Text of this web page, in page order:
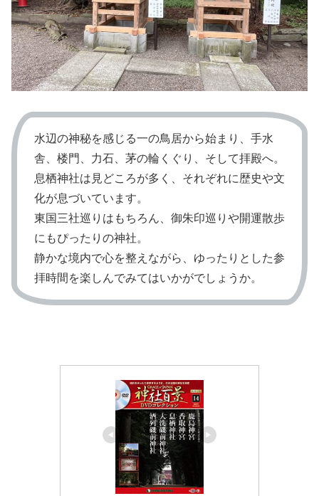
水辺の神秘を感じる一の鳥居から始まり、手水
舎、楼門、力石、茅の輪くぐり、そして拝殿へ。
息栖神社は見どころが多く、それぞれに歴史や文
化が息づいています。
東国三社巡りはもちろん、御朱印巡りや開運散歩
にもぴったりの神社。
静かな境内で心を整えながら、ゆったりとした参
拝時間を楽しんでみてはいかがでしょうか。